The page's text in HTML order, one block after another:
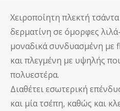
Χειροποίητη πλεκτή
δερματίνη σε όμορφες
μοναδικά συνδυασμένη
και πλεγμένη με υψηλής
πολυεστέρα.
Διαθέτει εσωτερική
και μία τσέπη, καθώς και